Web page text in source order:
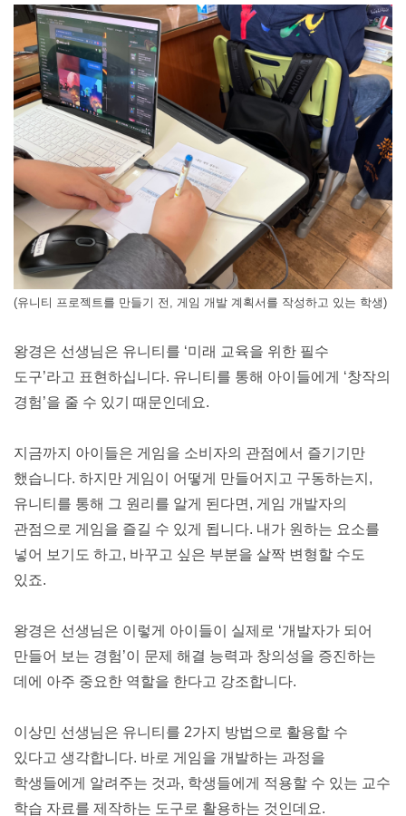
(유니티 프로젝트를 만들기 전, 게임 개발 계획서를 작성하고 있는 학생)
왕경은 선생님은 유니티를 ‘미래 교육을 위한 필수
도구’라고 표현하십니다. 유니티를 통해 아이들에게 ‘창작의
경험’을 줄 수 있기 때문인데요.
지금까지 아이들은 게임을 소비자의 관점에서 즐기기만
했습니다. 하지만 게임이 어떻게 만들어지고 구동하는지,
유니티를 통해 그 원리를 알게 된다면, 게임 개발자의
관점으로 게임을 즐길 수 있게 됩니다. 내가 원하는 요소를
넣어 보기도 하고, 바꾸고 싶은 부분을 살짝 변형할 수도
있죠.
왕경은 선생님은 이렇게 아이들이 실제로 ‘개발자가 되어
만들어 보는 경험’이 문제 해결 능력과 창의성을 증진하는
데에 아주 중요한 역할을 한다고 강조합니다.
이상민 선생님은 유니티를 2가지 방법으로 활용할 수
있다고 생각합니다. 바로 게임을 개발하는 과정을
학생들에게 알려주는 것과, 학생들에게 적용할 수 있는 교수
학습 자료를 제작하는 도구로 활용하는 것인데요.